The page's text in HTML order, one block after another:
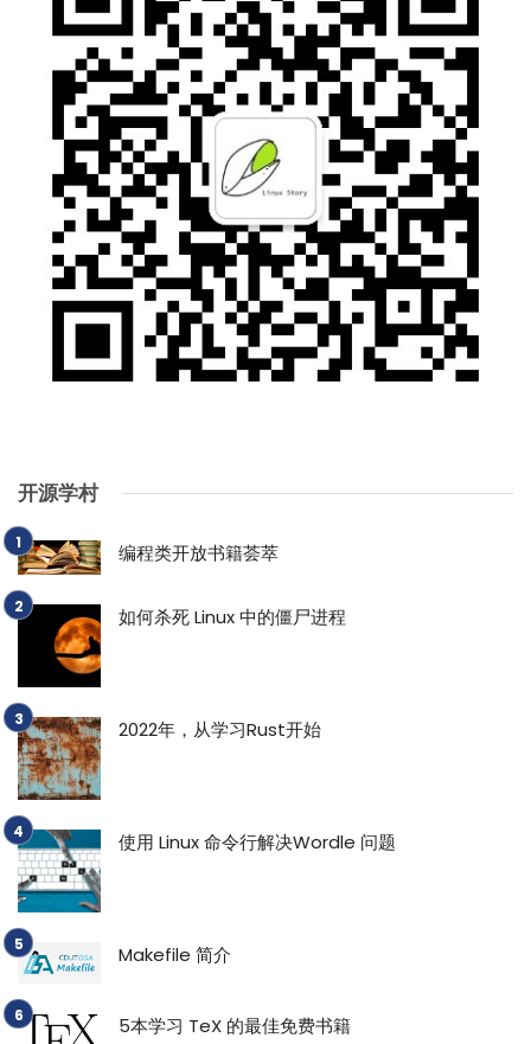
开源学村
编程类开放书籍荟萃
如何杀死 Linux 中的僵尸进程
2022年，从学习Rust开始
使用 Linux 命令行解决Wordle 问题
Makefile 简介
5本学习 TeX 的最佳免费书籍